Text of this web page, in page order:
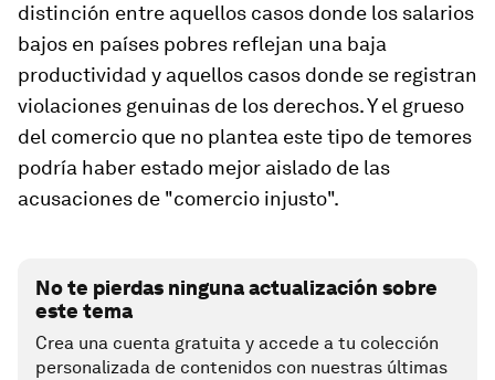
distinción entre aquellos casos donde los salarios
bajos en países pobres reflejan una baja
productividad y aquellos casos donde se registran
violaciones genuinas de los derechos. Y el grueso
del comercio que no plantea este tipo de temores
podría haber estado mejor aislado de las
acusaciones de "comercio injusto".
No te pierdas ninguna actualización sobre
este tema
Crea una cuenta gratuita y accede a tu colección
personalizada de contenidos con nuestras últimas